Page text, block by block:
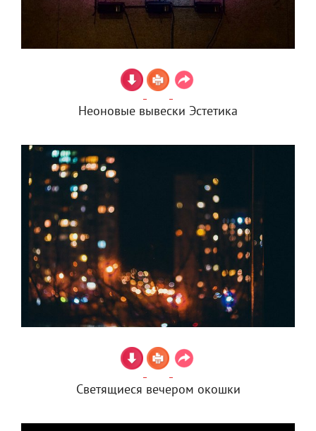
Неоновые вывески Эстетика
Светящиеся вечером окошки